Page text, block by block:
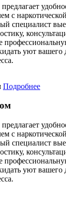
с
специалист
уют
Подробнее
с
специалист
уют